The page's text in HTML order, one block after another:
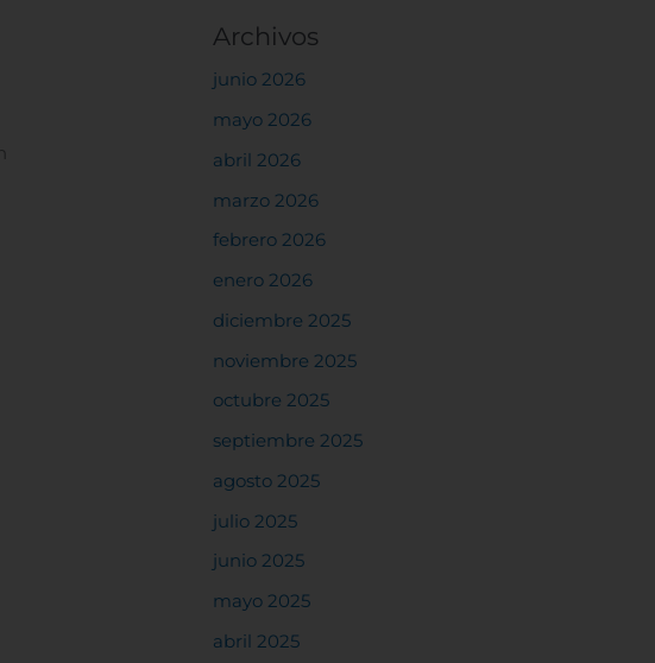
Archivos
junio 2026
mayo 2026
abril 2026
marzo 2026
febrero 2026
enero 2026
diciembre 2025
noviembre 2025
octubre 2025
septiembre 2025
agosto 2025
julio 2025
junio 2025
mayo 2025
abril 2025